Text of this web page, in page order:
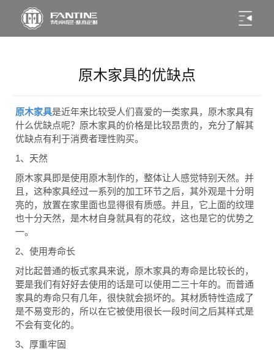
原木家具的优缺点
原木家具是近年来比较受人们喜爱的一类家具，原木家具有
什么优缺点呢？原木家具的价格是比较昂贵的，充分了解其
优缺点有利于消费者理性购买。
1、天然
原木家具即是使用原木制作的，整体让人感觉特别天然。并
且，这种家具经过一系列的加工环节之后，其外观是十分明
亮的，放置在家里面也显得很有质感。并且，它上面的纹理
也十分天然，是木材自身就具有的花纹，这也是它的优势之
一。
2、使用寿命长
对比起普通的板式家具来说，原木家具的寿命是比较长的，
要是我们有好好去使用的话是可以使用二三十年的。而普通
家具的寿命只有几年，很快就会损坏的。其材质特性造成了
是不易变形的，所以在它被使用很长一段时间之后其样式是
不会有变化的。
3、厚重牢固